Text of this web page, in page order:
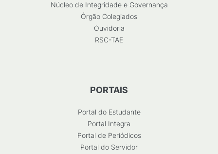
Núcleo de Integridade e Governança
Órgão Colegiados
Ouvidoria
RSC-TAE
PORTAIS
Portal do Estudante
Portal Integra
Portal de Periódicos
Portal do Servidor